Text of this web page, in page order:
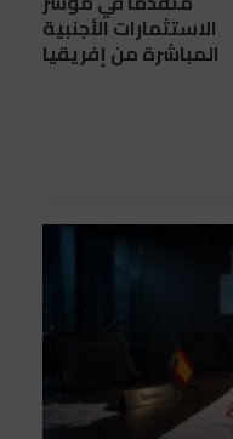
الاستثمارات الأجنبية
المباشرة من إفريقيا